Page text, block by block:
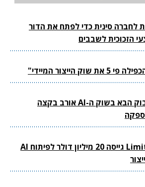
לחברה סינית כדי לפתח את הדור
הזכוכית לשבבים
הייצור המיידי"
צוואר הבקבוק הבא בשוק ה-AI אורב בקצה
Limitless Labs גייסה 20 מיליון דולר לפיתוח AI